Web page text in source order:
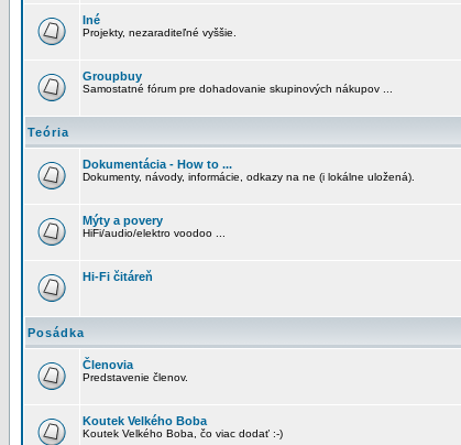
Iné
Projekty, nezaraditeľné vyššie.
Groupbuy
Samostatné fórum pre dohadovanie skupinových nákupov ...
Teória
Dokumentácia - How to ...
Dokumenty, návody, informácie, odkazy na ne (i lokálne uložená).
Mýty a povery
HiFi/audio/elektro voodoo ...
Hi-Fi čitáreň
Posádka
Členovia
Predstavenie členov.
Koutek Velkého Boba
Koutek Velkého Boba, čo viac dodať :-)